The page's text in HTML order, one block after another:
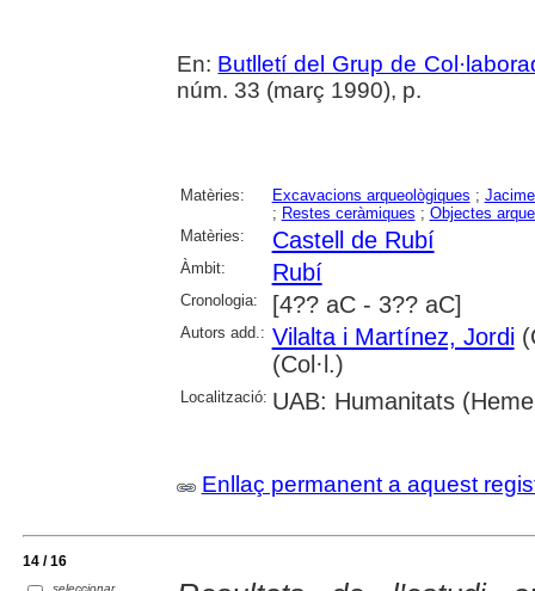
En: Butlletí del Grup de
núm. 33 (març 1990), p.
Matèries: Excavacions arqueològiques ;
; Restes ceràmiques ; Objectes
Matèries:
Castell de Rubí
Àmbit: Rubí
Cronologia: [4?? aC - 3?? aC]
Autors add.: Vilalta i Martínez, Jordi
(Col·l.)
Localització: UAB: Humanitats
Enllaç permanent a aquest
14 / 16
seleccionar